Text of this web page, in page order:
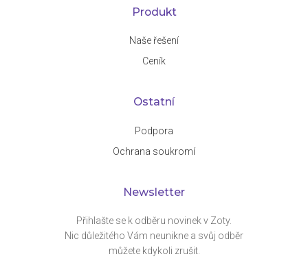
Produkt
Naše řešení
Ceník
Ostatní
Podpora
Ochrana soukromí
Newsletter
Přihlašte se k odběru novinek v Zoty.
Nic důležitého Vám neunikne a svůj odběr
můžete kdykoli zrušit.